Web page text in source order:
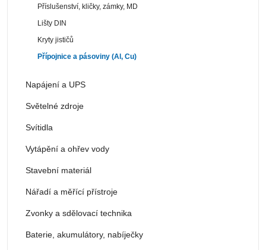
Příslušenství, kličky, zámky, MD
Lišty DIN
Kryty jističů
Přípojnice a pásoviny (Al, Cu)
Napájení a UPS
Světelné zdroje
Svítidla
Vytápění a ohřev vody
Stavební materiál
Nářadí a měřící přístroje
Zvonky a sdělovací technika
Baterie, akumulátory, nabíječky